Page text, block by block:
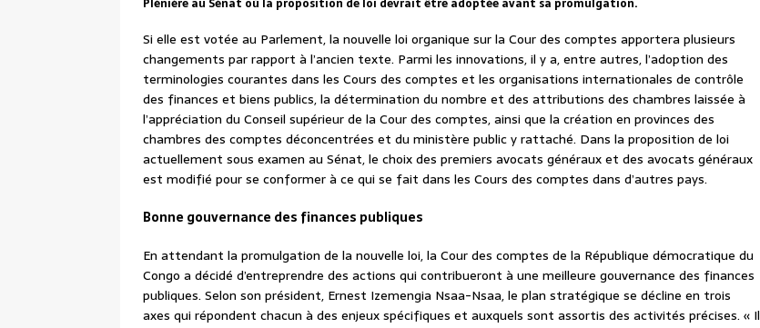
Plénière au Sénat où la proposition de loi devrait être adoptée avant sa promulgation.
Si elle est votée au Parlement, la nouvelle loi organique sur la Cour des comptes apportera plusieurs
changements par rapport à l’ancien texte. Parmi les innovations, il y a, entre autres, l’adoption des
terminologies courantes dans les Cours des comptes et les organisations internationales de contrôle
des finances et biens publics, la détermination du nombre et des attributions des chambres laissée à
l’appréciation du Conseil supérieur de la Cour des comptes, ainsi que la création en provinces des
chambres des comptes déconcentrées et du ministère public y rattaché. Dans la proposition de loi
actuellement sous examen au Sénat, le choix des premiers avocats généraux et des avocats généraux
est modifié pour se conformer à ce qui se fait dans les Cours des comptes dans d’autres pays.
Bonne gouvernance des finances publiques
En attendant la promulgation de la nouvelle loi, la Cour des comptes de la République démocratique du
Congo a décidé d’entreprendre des actions qui contribueront à une meilleure gouvernance des finances
publiques. Selon son président, Ernest Izemengia Nsaa-Nsaa, le plan stratégique se décline en trois
axes qui répondent chacun à des enjeux spécifiques et auxquels sont assortis des activités précises. « Il